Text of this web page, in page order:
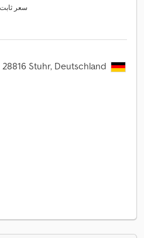
سعر ثابت
Stuhr, Deutschland